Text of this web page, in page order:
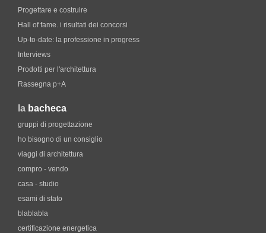
Progettare e costruire
Hall of fame. i risultati dei concorsi
Up-to-date: la professione in progress
Interviews
Prodotti per l'architettura
Rassegna p+A
la bacheca
gruppi di progettazione
ho bisogno di un consiglio
viaggi di architettura
compro - vendo
casa - studio
esami di stato
blablabla
certificazione energetica